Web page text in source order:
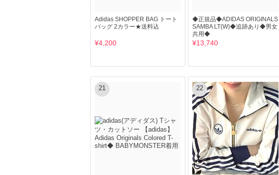
Adidas SHOPPER BAG トート
バッグ 2カラー★送料込
¥4,200
◆正規品◆ADIDAS ORIGINALS
SAMBA LT(W)◆追跡あり◆男女
共用◆
¥13,740
21 22